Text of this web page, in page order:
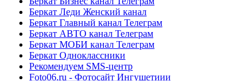
Беркат Леди Женский канал
Беркат Главный канал Телеграм
Беркат АВТО канал Телеграм
Беркат МОБИ канал Телеграм
Беркат Одноклассники
Рекомендуем SMS-центр
Foto06.ru - Фотосайт Ингушетиии